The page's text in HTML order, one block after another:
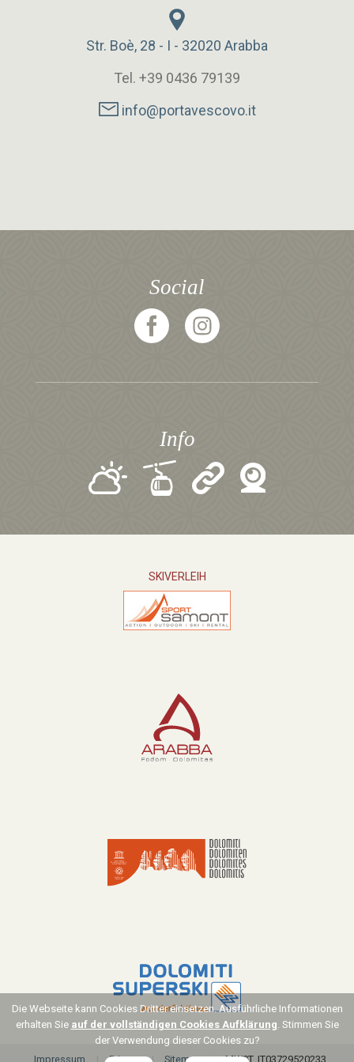
Str. Boè, 28 - I - 32020 Arabba
Tel. +39 0436 79139
info@portavescovo.it
Social
Info
SKIVERLEIH
Impressum Privacy Sitemap MWST. IT03729520233
Die Webseite kann Cookies Dritter einsetzen. Ausführliche Informationen
erhalten Sie auf der vollständigen Cookies Aufklärung. Stimmen Sie
der Verwendung dieser Cookies zu?